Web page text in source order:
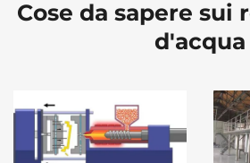
Cose da sapere sui
d'acqua